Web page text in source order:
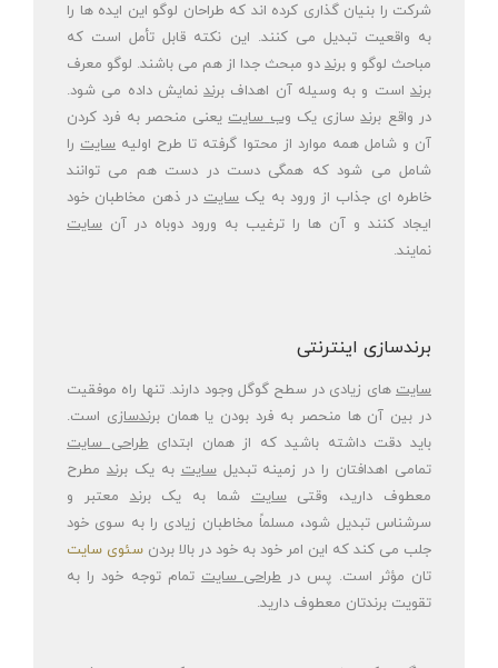
شرکت را بنیان گذاری کرده اند که طراحان لوگو این ایده ها را
به واقعیت تبدیل می کنند. این نکته قابل تأمل است که
مباحث لوگو و برند دو مبحث جدا از هم می باشند. لوگو معرف
برنداست و به وسیله آن اهداف برندنمایش داده می شود.
در واقع برندسازی یک وب سایتیعنی منحصر به فرد کردن
آن و شامل همه موارد از محتوا گرفته تا طرح اولیه سایترا
شامل می شود که همگی دست در دست هم می توانند
خاطره ای جذاب از ورود به یک سایتدر ذهن مخاطبان خود
ایجاد کنند و آن ها را ترغیب به ورود دوباه در آن سایت
نمایند.
برندسازی اینترنتی
سایت های زیادی در سطح گوگل وجود دارند. تنها راه موفقیت
در بین آن ها منحصر به فرد بودن یا همانبرندسازی است.
باید دقت داشته باشید که از همان ابتدایطراحیسایت
تمامی اهدافتان را در زمینه تبدیلسایتبه یکبرند مطرح
معطوف دارید، وقتیسایتشما به یکبرندمعتبر و
سرشناس تبدیل شود، مسلماً مخاطبان زیادی را به سوی خود
جلب می کند که این امر خود به خود در بالا بردن سئوی سایت
تان مؤثر است. پس در طراحیسایت تمام توجه خود را به
تقویت برندتان معطوف دارید.